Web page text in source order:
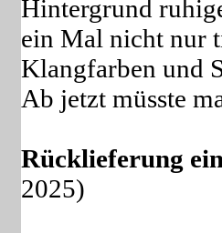
Hintergrund
ein Mal nicht nur
Klangfarben und
Ab jetzt müsste
Rücklieferung
2025)